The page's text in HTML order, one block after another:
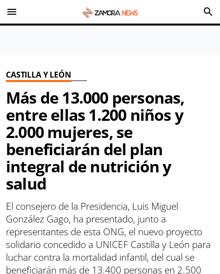
menu search
CASTILLA Y LEÓN
Más de 13.000 personas,
entre ellas 1.200 niños y
2.000 mujeres, se
beneficiarán del plan
integral de nutrición y
salud
El consejero de la Presidencia, Luis Miguel
González Gago, ha presentado, junto a
representantes de esta ONG, el nuevo proyecto
solidario concedido a UNICEF Castilla y León para
luchar contra la mortalidad infantil, del cual se
beneficiarán más de 13.400 personas en 2.500